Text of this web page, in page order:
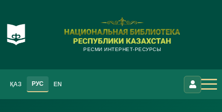
РЕСМИ ИНТЕРНЕТ-РЕСУРСЫ
ҚАЗ РУС EN